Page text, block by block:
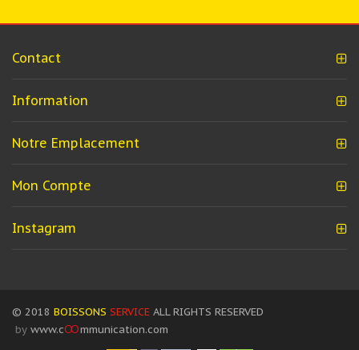
Contact
Information
Notre Emplacement
Mon Compte
Instagram
© 2018 BOISSONS SERVICE ALL RIGHTS RESERVED
by www.cOO mmunication.com